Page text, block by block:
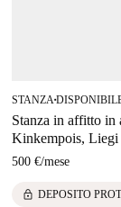
STANZA ■
Stanza in affitto in
Kinkempois, Liegi
500 €/mese
lock DEPOSITO